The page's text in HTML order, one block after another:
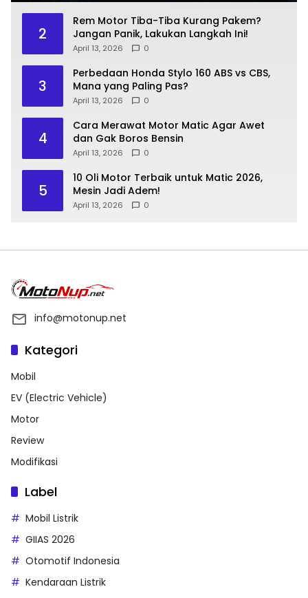
2
Rem Motor Tiba-Tiba Kurang Pakem?
Jangan Panik, Lakukan Langkah Ini!
April 13, 2026 0
3
Perbedaan Honda Stylo 160 ABS vs CBS,
Mana yang Paling Pas?
April 13, 2026 0
4
Cara Merawat Motor Matic Agar Awet
dan Gak Boros Bensin
April 13, 2026 0
5
10 Oli Motor Terbaik untuk Matic 2026,
Mesin Jadi Adem!
April 13, 2026 0
info@motonup.net
Kategori
Mobil
EV (Electric Vehicle)
Motor
Review
Modifikasi
Label
Mobil Listrik
GIIAS 2026
Otomotif Indonesia
Kendaraan Listrik